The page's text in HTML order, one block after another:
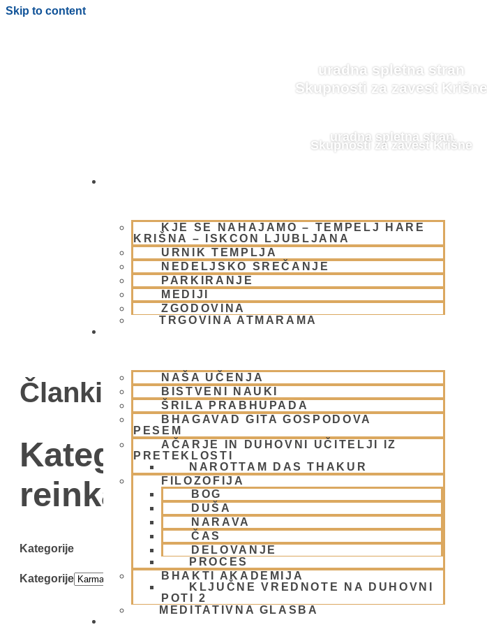
Skip to content
uradna spletna stran
Skupnosti za zavest Krišne
uradna spletna stran
Skupnosti za zavest Krišne
KJE SE NAHAJAMO – TEMPELJ HARE
KRIŠNA – ISKCON LJUBLJANA
URNIK TEMPLJA
NEDELJSKO SREČANJE
PARKIRANJE
MEDIJI
ZGODOVINA
TRGOVINA ATMARAMA
NAŠA UČENJA
BISTVENI NAUKI
ŠRILA PRABHUPADA
BHAGAVAD GITA GOSPODOVA
PESEM
AČARJE IN DUHOVNI UČITELJI IZ
PRETEKLOSTI
NAROTTAM DAS THAKUR
FILOZOFIJA
BOG
DUŠA
NARAVA
ČAS
DELOVANJE
PROCES
BHAKTI AKADEMIJA
KLJUČNE VREDNOTE NA DUHOVNI
POTI 2
MEDITATIVNA GLASBA
Članki
Kategorija: Karma,
reinkarnacija in bhakti
Kategorije
Kategorije